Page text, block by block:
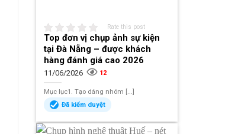
Rate this post
Top đơn vị chụp ảnh sự kiện
tại Đà Nẵng – được khách
hàng đánh giá cao 2026
11/06/2026 12
Mục lục1. Tạo dáng nhóm [...]
Đã kiểm duyệt